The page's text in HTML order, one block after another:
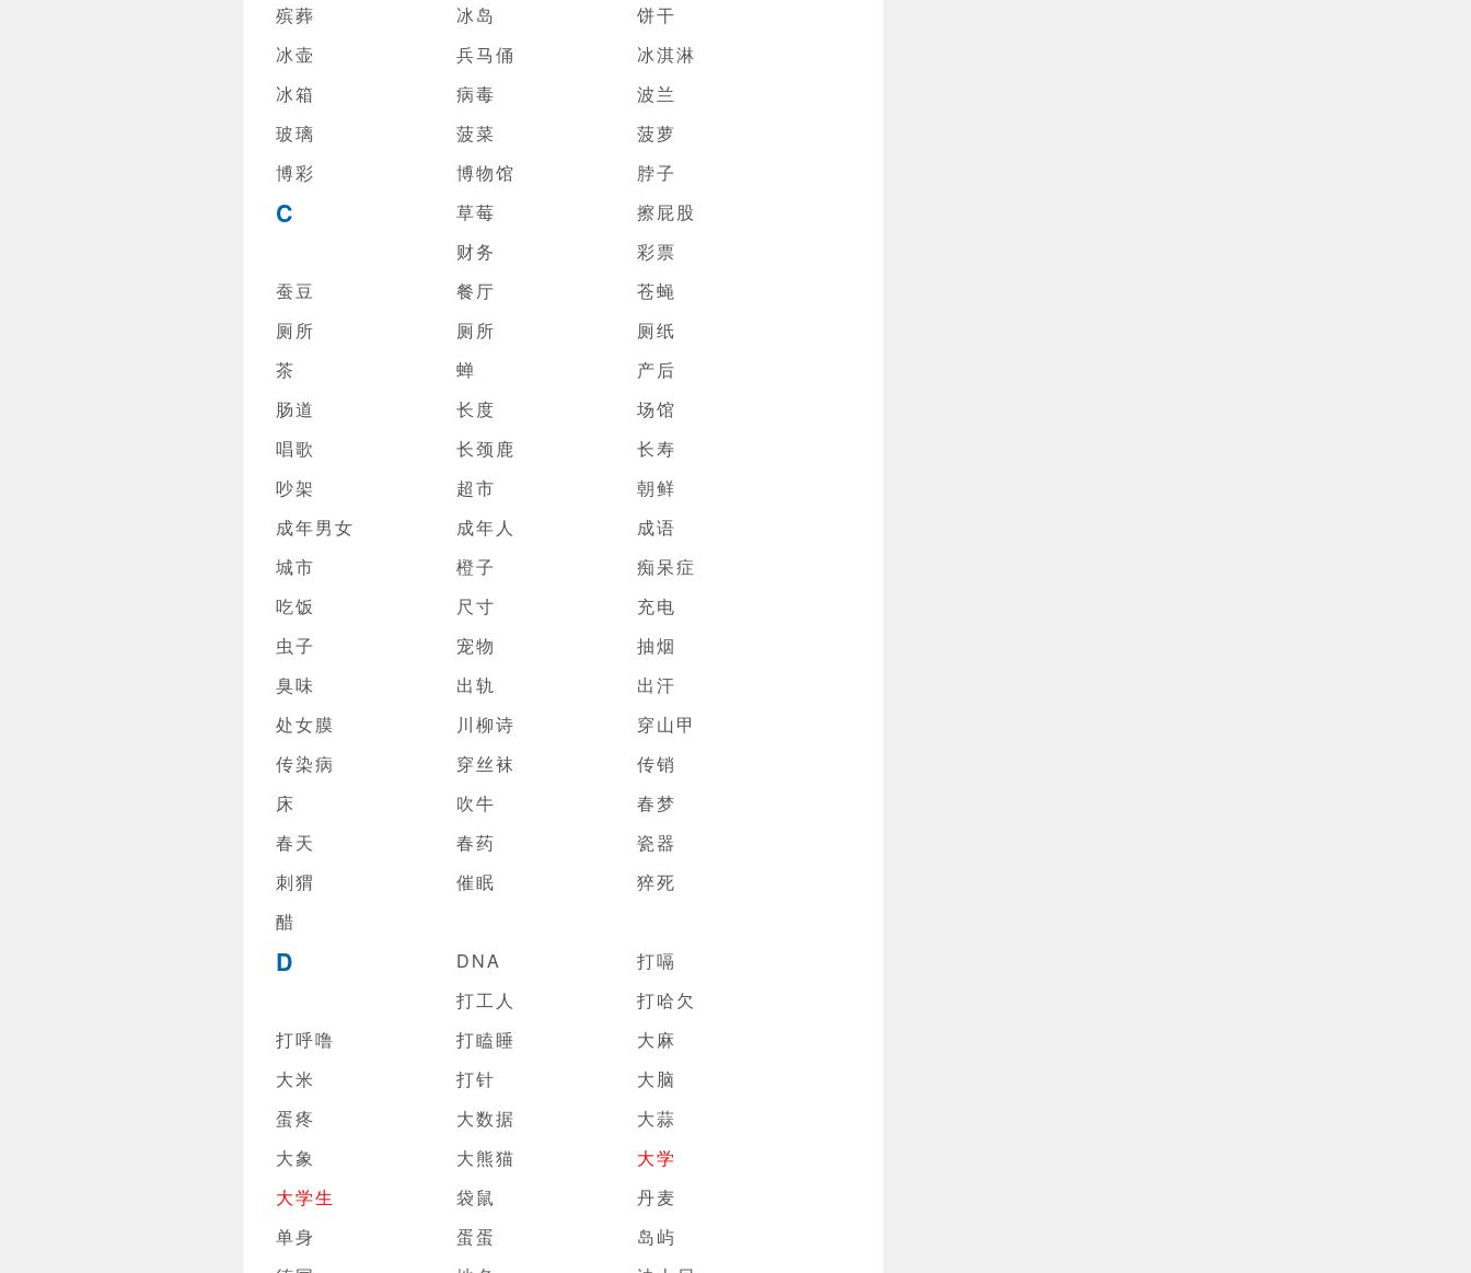
殡葬
冰岛
饼干
冰壶
兵马俑
冰淇淋
冰箱
病毒
波兰
玻璃
菠菜
菠萝
博彩
博物馆 脖子
C 草莓
擦屁股
财务
彩票
蚕豆
餐厅
苍蝇
厕所
厕所
厕纸
茶
蝉
产后
肠道
长度
场馆
唱歌
长颈鹿
长寿
吵架
超市
朝鲜
成年男女
成年人
成语
城市
橙子
痴呆症
吃饭
尺寸
充电
虫子
宠物
抽烟
臭味
出轨
出汗
处女膜
川柳诗
穿山甲
传染病
穿丝袜
传销
床
吹牛
春梦
春天
春药
瓷器
刺猬
催眠
猝死
醋
D DNA
打嗝
打工人
打哈欠
打呼噜
打瞌睡
大麻
大米
打针
大脑
蛋疼
大数据
大蒜
大象
大熊猫
大学
大学生
袋鼠
丹麦
单身
蛋蛋
岛屿